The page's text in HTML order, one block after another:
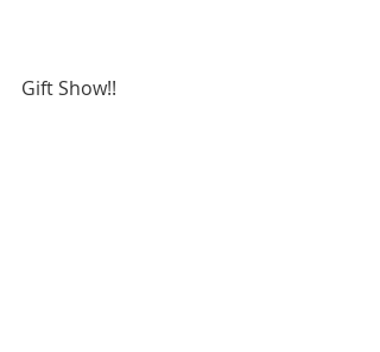
Gift Show!!